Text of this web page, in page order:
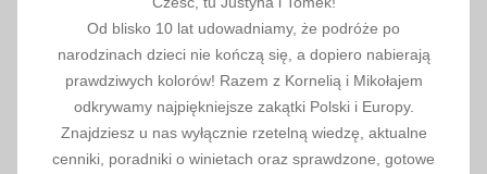
Od blisko 10 lat udowadniamy, że podróże po
narodzinach dzieci nie kończą się, a dopiero nabierają
prawdziwych kolorów! Razem z Kornelią i Mikołajem
odkrywamy najpiękniejsze zakątki Polski i Europy.
Znajdziesz u nas wyłącznie rzetelną wiedzę, aktualne
cenniki, poradniki o winietach oraz sprawdzone, gotowe